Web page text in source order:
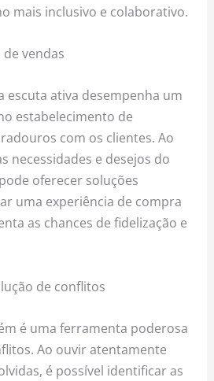
mais inclusivo e colaborativo.
de vendas
escuta ativa desempenha um
estabelecimento de
com os clientes. Ao
necessidades e desejos do
oferecer soluções
uma experiência de compra
as chances de fidelização e
de conflitos
é uma ferramenta poderosa
Ao ouvir atentamente
é possível identificar as